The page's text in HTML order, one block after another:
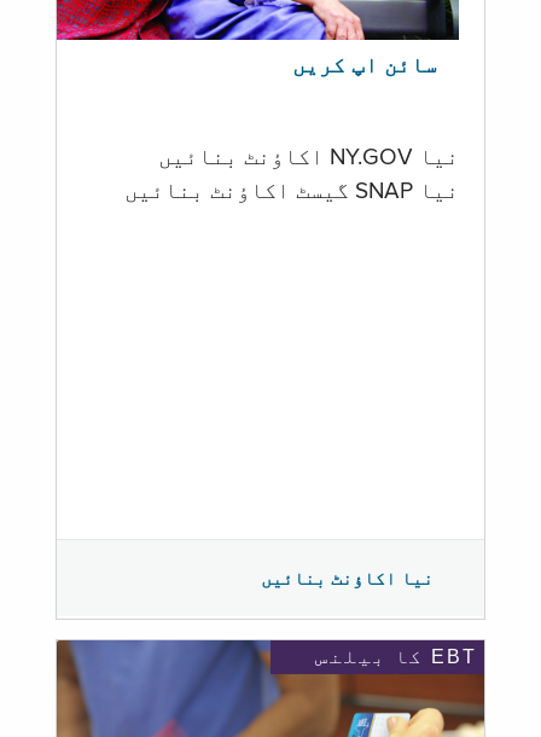
سائن اپ کریں
نیا NY.GOV اکاؤنٹ بنائیں
نیا SNAP گیسٹ اکاؤنٹ بنائیں
نیا اکاؤنٹ بنائیں
EBT کا بیلنس